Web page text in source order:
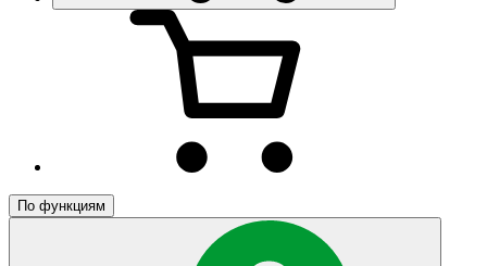
По функциям